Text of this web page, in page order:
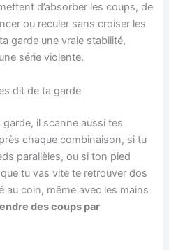
d’absorber les coups, de
ou reculer sans croiser les
garde une vraie stabilité,
série violente.
dit de ta garde
il scanne aussi tes
chaque combinaison, si tu
parallèles, ou si ton pied
tu vas vite te retrouver dos
au coin, même avec les mains
des coups par